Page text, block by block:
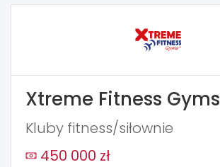
Xtreme Fitness Gyms
Kluby fitness/siłownie
450 000 zł